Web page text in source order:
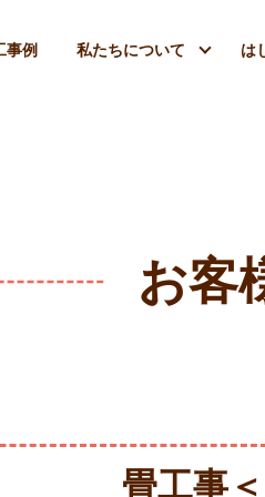
事例 私たちについて は
お客
畳工事